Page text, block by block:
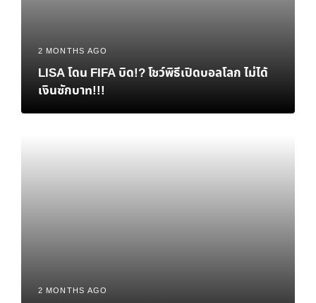
2 MONTHS AGO
LISA โดน FIFA บิด!? โชว์พิธีเปิดบอลโลก ไม่ได้
เงินซักบาท!!!
2 MONTHS AGO